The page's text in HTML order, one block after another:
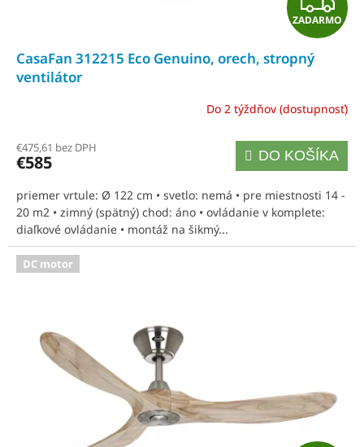
A
A
R
M
O
ZADARMO
CasaFan 312215 Eco Genuino, orech, stropný
ventilátor
Do 2 týždňov (dostupnosť)
€475,61 bez DPH
€585 DO KOŠÍKA
priemer vrtule: Ø 122 cm • svetlo: nemá • pre miestnosti 14 -
20 m2 • zimný (spätný) chod: áno • ovládanie v komplete:
diaľkové ovládanie • montáž na šikmý...
DC motor